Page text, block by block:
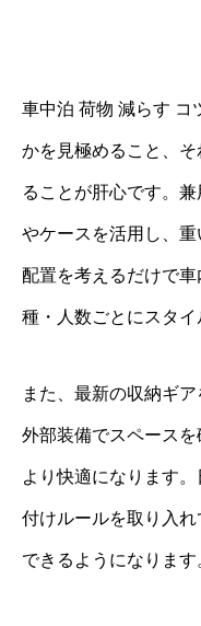
車中泊 荷物 減らす コ
かを見極めること、
ることが肝心です。
やケースを活用し、
配置を考えるだけで
種・人数ごとにスタイ
また、最新の収納ギ
外部装備でスペース
より快適になります
付けルールを取り入
できるようになります